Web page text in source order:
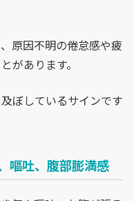
原因不明の倦怠感や疲
があります。
ぼしているサインです
嘔吐、腹部膨満感